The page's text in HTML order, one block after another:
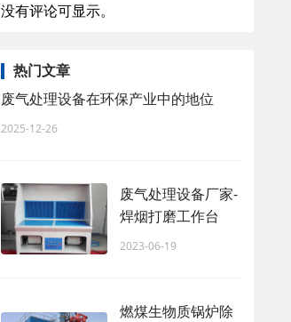
没有评论可显示。
热门文章
废气处理设备在环保产业中的地位
2025-12-26
废气处理设备厂家-
焊烟打磨工作台
2023-06-19
燃煤生物质锅炉除